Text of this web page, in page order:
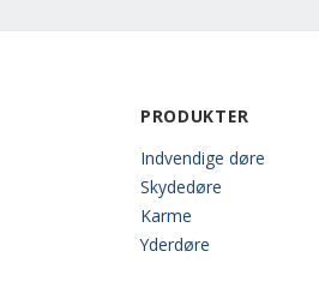
PRODUKTER
Indvendige døre
Skydedøre
Karme
Yderdøre